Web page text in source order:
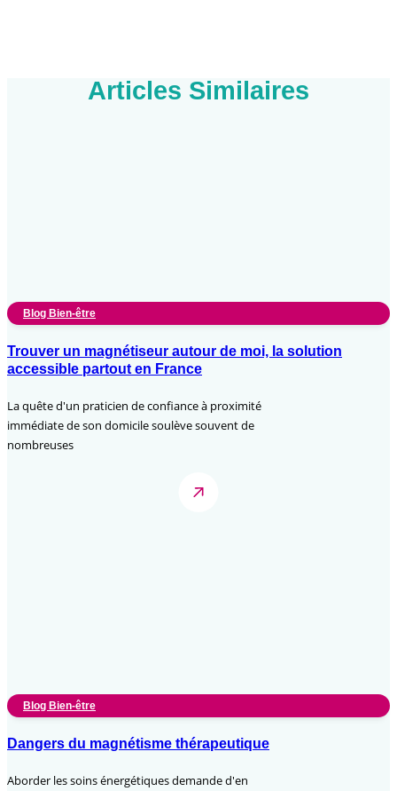
Articles Similaires
Blog Bien-être
Trouver un magnétiseur autour de moi, la solution
accessible partout en France
La quête d'un praticien de confiance à proximité
immédiate de son domicile soulève souvent de
nombreuses
Blog Bien-être
Dangers du magnétisme thérapeutique
Aborder les soins énergétiques demande d'en